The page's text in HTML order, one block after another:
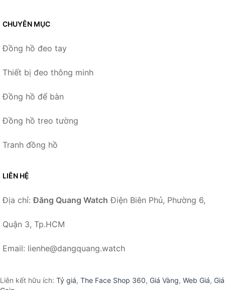
CHUYÊN MỤC
Đồng hồ đeo tay
Thiết bị đeo thông minh
Đồng hồ để bàn
Đồng hồ treo tường
Tranh đồng hồ
LIÊN HỆ
Địa chỉ:Đăng Quang Watch Điện Biên Phủ, Phường 6,
Quận 3, Tp.HCM
Email: lienhe@dangquang.watch
Liên kết hữu ích: Tỷ giá, The Face Shop 360, Giá Vàng, Web Giá, Giá